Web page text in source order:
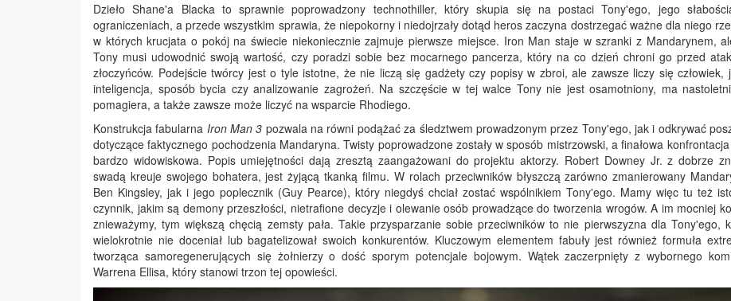
Dzieło Shane'a Blacka to sprawnie poprowadzony technothiller, który skupia się na postaci Tony'ego, jego
ograniczeniach, a przede wszystkim sprawia, że niepokorny i niedojrzały dotąd heros zaczyna dostrzegać ważne dla niego
w których krucjata o pokój na świecie niekoniecznie zajmuje pierwsze miejsce. Iron Man staje w szranki z Mandarynem,
Tony musi udowodnić swoją wartość, czy poradzi sobie bez mocarnego pancerza, który na co dzień chroni go przed
złoczyńców. Podejście twórcy jest o tyle istotne, że nie liczą się gadżety czy popisy w zbroi, ale zawsze liczy się człowiek,
inteligencja, sposób bycia czy analizowanie zagrożeń. Na szczęście w tej walce Tony nie jest osamotniony, ma
pomagiera, a także zawsze może liczyć na wsparcie Rhodiego.
Konstrukcja fabularna Iron Man 3 pozwala na równi podążać za śledztwem prowadzonym przez Tony'ego, jak i odkrywać
dotyczące faktycznego pochodzenia Mandaryna. Twisty poprowadzone zostały w sposób mistrzowski, a finałowa
bardzo widowiskowa. Popis umiejętności dają zresztą zaangażowani do projektu aktorzy. Robert Downey Jr. z dobrze
swadą kreuje swojego bohatera, jest żyjącą tkanką filmu. W rolach przeciwników błyszczą zarówno zmanierowany
Ben Kingsley, jak i jego poplecznik (Guy Pearce), który niegdyś chciał zostać wspólnikiem Tony'ego. Mamy więc tu też
czynnik, jakim są demony przeszłości, nietrafione decyzje i olewanie osób prowadzące do tworzenia wrogów. A im mocniej
znieważymy, tym większą chęcią zemsty pała. Takie przysparzanie sobie przeciwników to nie pierwszyzna dla Tony'ego,
wielokrotnie nie doceniał lub bagatelizował swoich konkurentów. Kluczowym elementem fabuły jest również formuła
tworząca samoregenerujących się żołnierzy o dość sporym potencjale bojowym. Wątek zaczerpnięty z wybornego
Warrena Ellisa, który stanowi trzon tej opowieści.